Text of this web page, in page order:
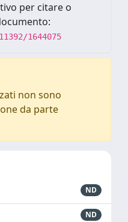
per citare o
1644075
non sono
da parte
ND
ND